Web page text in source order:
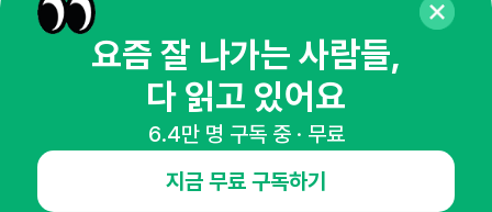
뉴스레터 구독하기
오픈애즈란
요즘 잘 나가는 사람들,
다 읽고 있어요
6.4만 명 구독 중 · 무료
지금 무료 구독하기